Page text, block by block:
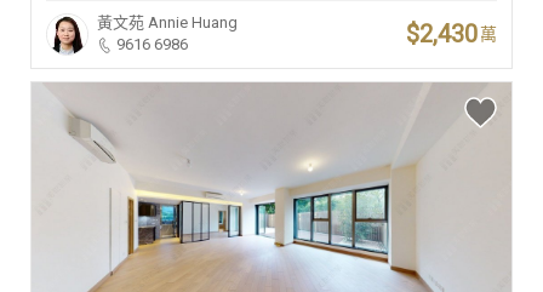
豪宅分行
黃文苑 Annie Huang
9616 6986
$2,430萬